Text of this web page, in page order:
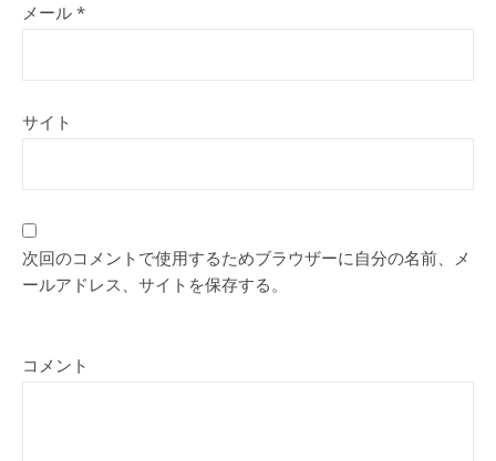
メール *
サイト
次回のコメントで使用するためブラウザーに自分の名前、メ
ールアドレス、サイトを保存する。
コメント